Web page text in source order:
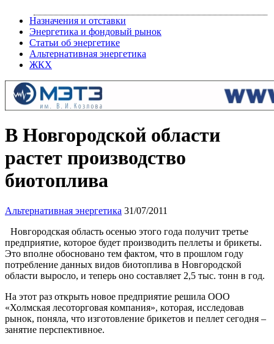
Назначения и отставки
Энергетика и фондовый рынок
Статьи об энергетике
Альтернативная энергетика
ЖКХ
В Новгородской области
растет производство
биотоплива
Альтернативная энергетика 31/07/2011
Новгородская область осенью этого года получит третье
предприятие, которое будет производить пеллеты и брикеты.
Это вполне обосновано тем фактом, что в прошлом году
потребление данных видов биотоплива в Новгородской
области выросло, и теперь оно составляет 2,5 тыс. тонн в год.
На этот раз открыть новое предприятие решила ООО
«Холмская лесоторговая компания», которая, исследовав
рынок, поняла, что изготовление брикетов и пеллет сегодня –
занятие перспективное.